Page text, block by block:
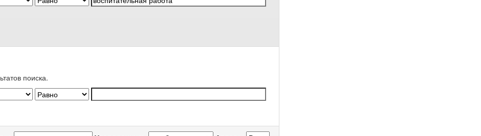
поиска.